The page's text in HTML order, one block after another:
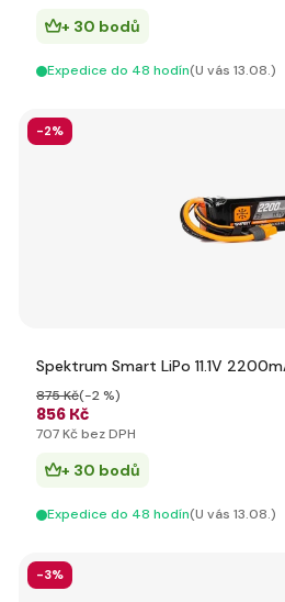
+ 30 bodů
Expedice do 48 hodín(U vás 13.08.)
-2%
Spektrum Smart LiPo 11.1V
856 Kč
875 Kč(-2 %)
707 Kč bez DPH
+ 30 bodů
Expedice do 48 hodín(U vás 13.08.)
-3%